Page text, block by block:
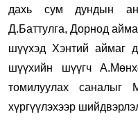
дахь сум дундын
Д.Баттулга, Дорнод
шүүхэд Хэнтий аймаг
шүүхийн шүүгч
томилуулах саналыг
хүргүүлэхээр